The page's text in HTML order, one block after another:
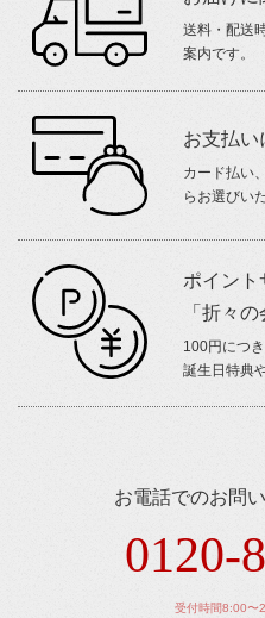
送料・配送
案内です。
お支払い
カード払い
らお選びい
ポイント
「折々
100円につ
誕生日特典
お電話でのお問
0120-
受付時間8:00〜